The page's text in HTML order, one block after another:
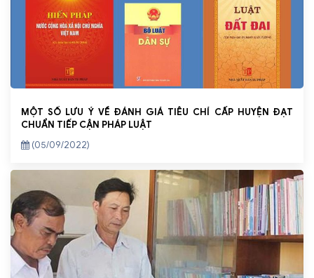
MỘT SỐ LƯU Ý VỀ ĐÁNH GIÁ TIÊU CHÍ CẤP HUYỆN ĐẠT
CHUẨN TIẾP CẬN PHÁP LUẬT
(05/09/2022)